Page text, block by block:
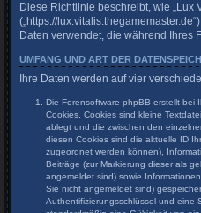
Diese Richtlinie beschreibt, wie „Lux
(„https://
Daten verwendet, die während Ihres
UMFANG UND ART DER
Ihre Daten werden auf vier
Die Forensoftware phpBB erstellt bei
Cookies. Cookies sind kleine
ablegt und die zwischen den
diesen Cookies sind die aktuelle ID
zugeordnet werden können),
Beiträge (zur Markierung dieser als
angemeldet sind) sowie
Sie nicht angemeldet sind)
Authentifizierungsschlüssel und eine